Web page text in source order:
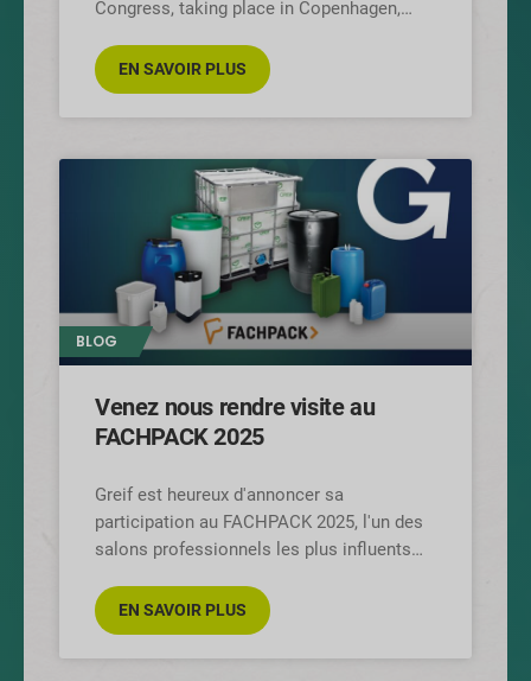
Congress, taking place in Copenhagen,
together the entire
EN SAVOIR PLUS
BLOG
Venez nous rendre visite au
FACHPACK 2025
Greif est heureux d'annoncer sa
participation au FACHPACK 2025, l'un des
salons professionnels les plus influents
l'emballage, de la technologie et de la
transformation.
EN SAVOIR PLUS